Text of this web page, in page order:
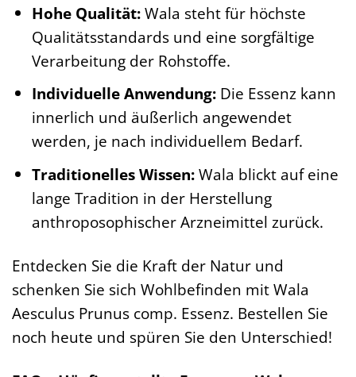
Hohe Qualität:Wala steht für höchste
Qualitätsstandards und eine sorgfältige
Verarbeitung der Rohstoffe.
Individuelle Anwendung:Die Essenz kann
innerlich und äußerlich angewendet
werden, je nach individuellem Bedarf.
Traditionelles Wissen:Wala blickt auf eine
lange Tradition in der Herstellung
anthroposophischer Arzneimittel zurück.
Entdecken Sie die Kraft der Natur und
schenken Sie sich Wohlbefinden mit Wala
Aesculus Prunus comp. Essenz. Bestellen Sie
noch heute und spüren Sie den Unterschied!